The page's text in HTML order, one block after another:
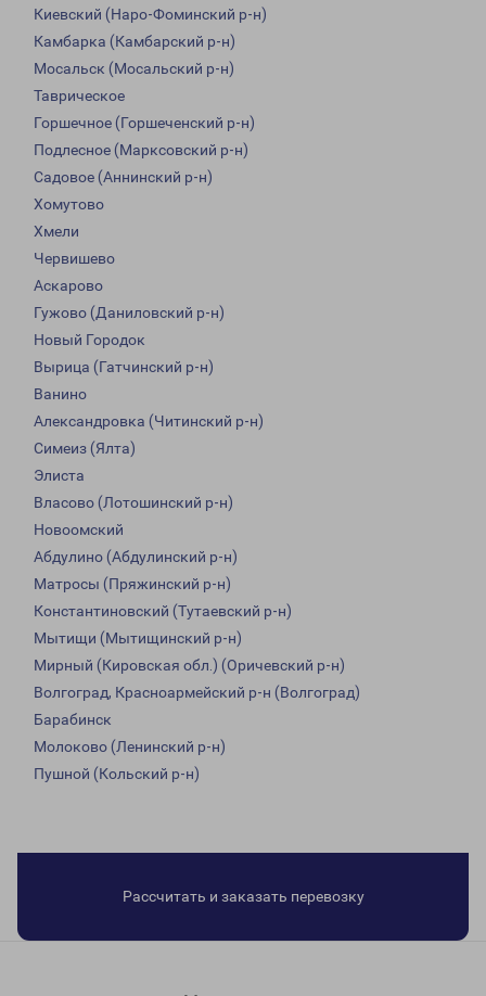
Киевский (Наро-Фоминский р-н)
Камбарка (Камбарский р-н)
Мосальск (Мосальский р-н)
Таврическое
Горшечное (Горшеченский р-н)
Подлесное (Марксовский р-н)
Садовое (Аннинский р-н)
Хомутово
Хмели
Червишево
Аскарово
Гужово (Даниловский р-н)
Новый Городок
Вырица (Гатчинский р-н)
Ванино
Александровка (Читинский р-н)
Симеиз (Ялта)
Элиста
Власово (Лотошинский р-н)
Новоомский
Абдулино (Абдулинский р-н)
Матросы (Пряжинский р-н)
Константиновский (Тутаевский р-н)
Мытищи (Мытищинский р-н)
Мирный (Кировская обл.) (Оричевский р-н)
Волгоград, Красноармейский р-н (Волгоград)
Барабинск
Молоково (Ленинский р-н)
Пушной (Кольский р-н)
Рассчитать и заказать перевозку